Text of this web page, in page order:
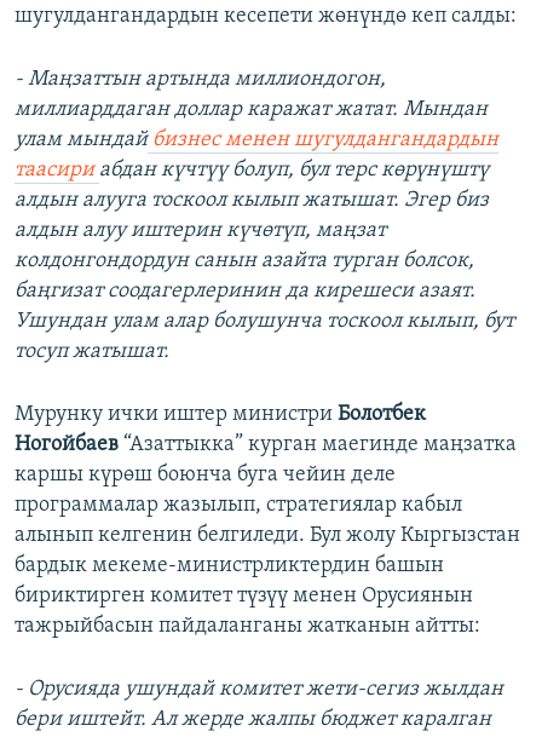
шугулдангандардын кесепети жөнүндө кеп салды:
- Маңзаттын артында миллиондогон,
миллиарддаган доллар каражат жатат. Мындан
улам мындайбизнес менен шугулдангандардын
таасириабдан күчтүү болуп, бул терс көрүнүштү
алдын алууга тоскоол кылып жатышат. Эгер биз
алдын алуу иштерин күчөтүп, маңзат
колдонгондордун санын азайта турган болсок,
баңгизат соодагерлеринин да кирешеси азаят.
Ушундан улам алар болушунча тоскоол кылып, бут
тосуп жатышат.
Мурунку ички иштер министри Болотбек
Ногойбаев “Азаттыкка” курган маегинде маңзатка
каршы күрөш боюнча буга чейин деле
программалар жазылып, стратегиялар кабыл
алынып келгенин белгиледи. Бул жолу Кыргызстан
бардык мекеме-министрликтердин башын
бириктирген комитет түзүү менен Орусиянын
тажрыйбасын пайдаланганы жатканын айтты:
- Орусияда ушундай комитет жети-сегиз жылдан
бери иштейт. Ал жерде жалпы бюджет каралган